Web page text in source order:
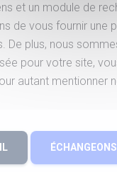
et un module de
de vous fournir une
De plus, nous
pour votre site,
autant mentionner